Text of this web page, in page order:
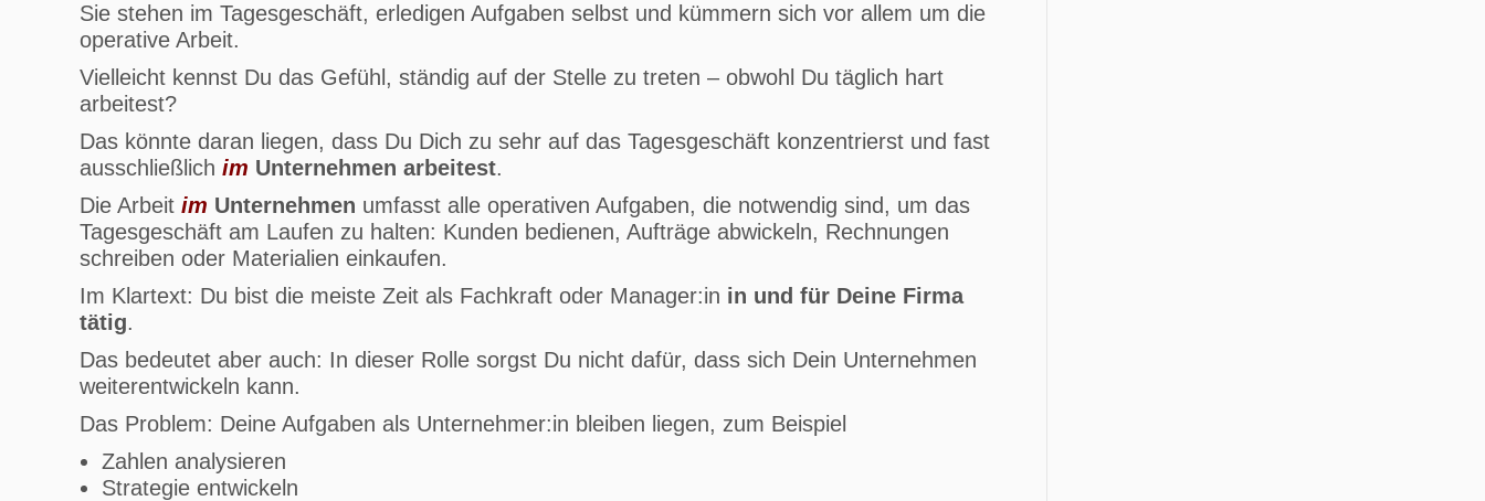
Sie stehen im Tagesgeschäft, erledigen Aufgaben selbst und kümmern sich vor allem um die
operative Arbeit.
Vielleicht kennst Du das Gefühl, ständig auf der Stelle zu treten – obwohl Du täglich hart
arbeitest?
Das könnte daran liegen, dass Du Dich zu sehr auf das Tagesgeschäft konzentrierst und fast
ausschließlich im Unternehmen arbeitest.
Die Arbeit im Unternehmen umfasst alle operativen Aufgaben, die notwendig sind, um das
Tagesgeschäft am Laufen zu halten: Kunden bedienen, Aufträge abwickeln, Rechnungen
schreiben oder Materialien einkaufen.
Im Klartext: Du bist die meiste Zeit als Fachkraft oder Manager:in in und für Deine Firma
tätig.
Das bedeutet aber auch: In dieser Rolle sorgst Du nicht dafür, dass sich Dein Unternehmen
weiterentwickeln kann.
Das Problem: Deine Aufgaben als Unternehmer:in bleiben liegen, zum Beispiel
Zahlen analysieren
Strategie entwickeln